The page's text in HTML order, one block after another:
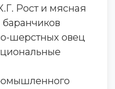
Рост и мясная
баранчиков
шерстных овец